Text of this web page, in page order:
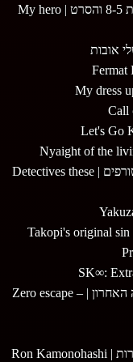
אקדמיית הגיבורים שלי עונות 8-5 והסרט | My hero
אובות
הבלשים שיש בימים אלו מטורפים | Detectives these
זירו אסקייפ – תגמול המעלה האחרון | Zero escape –
קמונוהאשי רון מסקנות אסורות | Ron Kamonohashi